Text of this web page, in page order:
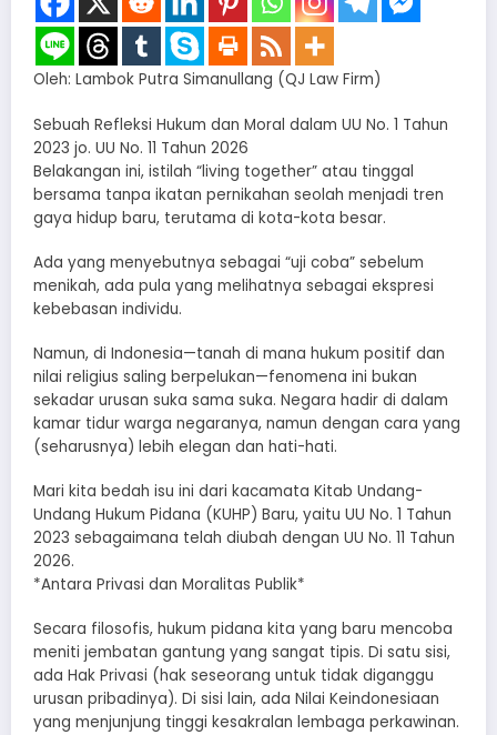
Oleh: Lambok Putra Simanullang (QJ Law Firm)
​Sebuah Refleksi Hukum dan Moral dalam UU No. 1 Tahun
2023 jo. UU No. 11 Tahun 2026
​Belakangan ini, istilah “living together” atau tinggal
bersama tanpa ikatan pernikahan seolah menjadi tren
gaya hidup baru, terutama di kota-kota besar.
Ada yang menyebutnya sebagai “uji coba” sebelum
menikah, ada pula yang melihatnya sebagai ekspresi
kebebasan individu.
​Namun, di Indonesia—tanah di mana hukum positif dan
nilai religius saling berpelukan—fenomena ini bukan
sekadar urusan suka sama suka. Negara hadir di dalam
kamar tidur warga negaranya, namun dengan cara yang
(seharusnya) lebih elegan dan hati-hati.
​Mari kita bedah isu ini dari kacamata Kitab Undang-
Undang Hukum Pidana (KUHP) Baru, yaitu UU No. 1 Tahun
2023 sebagaimana telah diubah dengan UU No. 11 Tahun
2026.
*​Antara Privasi dan Moralitas Publik*
​Secara filosofis, hukum pidana kita yang baru mencoba
meniti jembatan gantung yang sangat tipis. Di satu sisi,
ada Hak Privasi (hak seseorang untuk tidak diganggu
urusan pribadinya). Di sisi lain, ada Nilai Keindonesiaan
yang menjunjung tinggi kesakralan lembaga perkawinan.